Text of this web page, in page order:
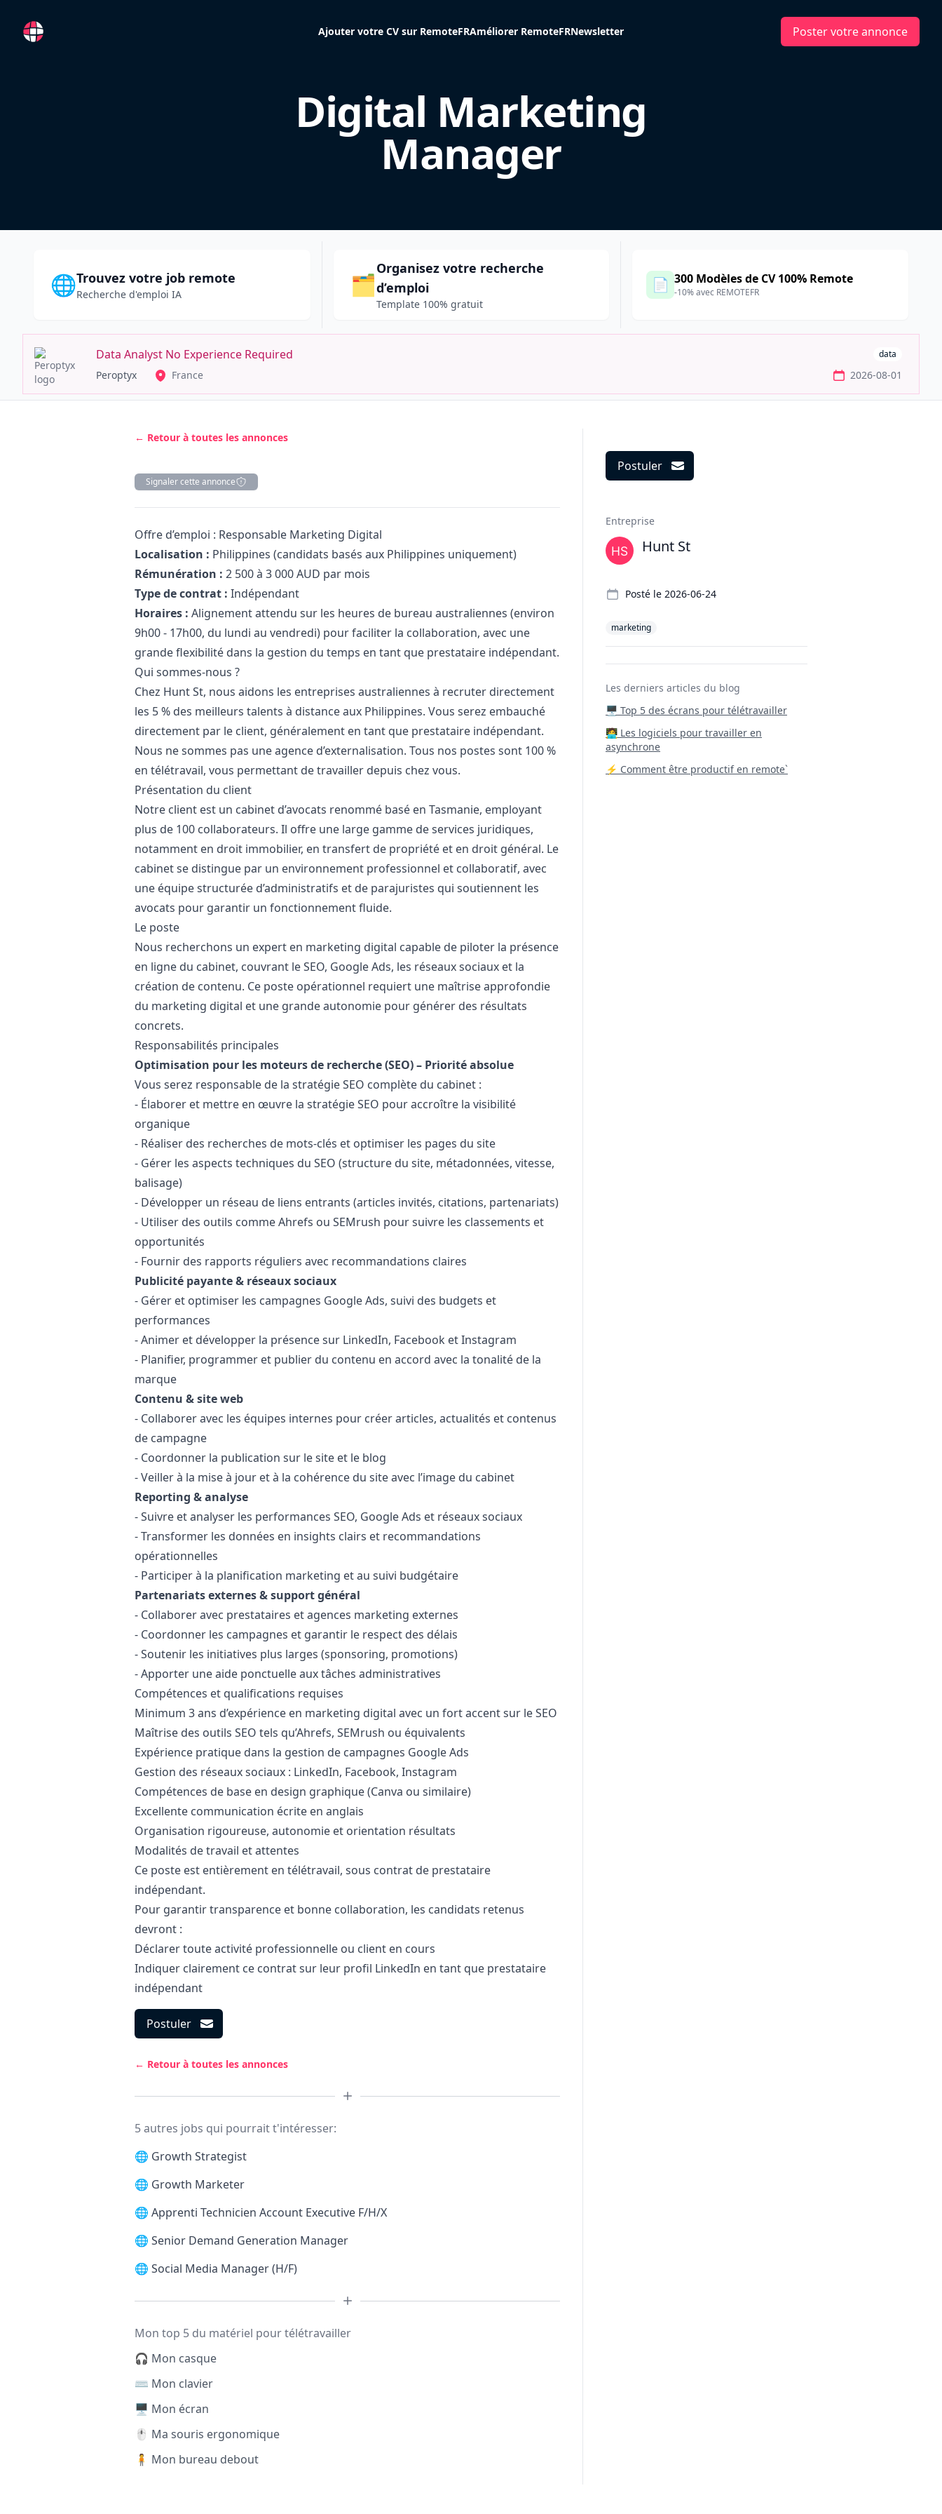
RemoteFR Ajouter votre CV sur RemoteFRAméliorer RemoteFRNewsletter Poster votre annonce
Digital Marketing
Manager
🌐Trouvez votre job remote
Recherche d'emploi IA 🗂️
Organisez votre recherche
d’emploi
Template 100% gratuit
📄 300 Modèles de CV 100% Remote
-10% avec REMOTEFR
Data Analyst No Experience Required data
Peroptyx France 2026-08-01
← Retour à toutes les annonces
Signaler cette annonce
Description
Offre d’emploi : Responsable Marketing Digital
Localisation : Philippines (candidats basés aux Philippines uniquement)
Rémunération : 2 500 à 3 000 AUD par mois
Type de contrat : Indépendant
Horaires : Alignement attendu sur les heures de bureau australiennes (environ
9h00 - 17h00, du lundi au vendredi) pour faciliter la collaboration, avec une
grande flexibilité dans la gestion du temps en tant que prestataire indépendant.
Qui sommes-nous ?
Chez Hunt St, nous aidons les entreprises australiennes à recruter directement
les 5 % des meilleurs talents à distance aux Philippines. Vous serez embauché
directement par le client, généralement en tant que prestataire indépendant.
Nous ne sommes pas une agence d’externalisation. Tous nos postes sont 100 %
en télétravail, vous permettant de travailler depuis chez vous.
Présentation du client
Notre client est un cabinet d’avocats renommé basé en Tasmanie, employant
plus de 100 collaborateurs. Il offre une large gamme de services juridiques,
notamment en droit immobilier, en transfert de propriété et en droit général. Le
cabinet se distingue par un environnement professionnel et collaboratif, avec
une équipe structurée d’administratifs et de parajuristes qui soutiennent les
avocats pour garantir un fonctionnement fluide.
Le poste
Nous recherchons un expert en marketing digital capable de piloter la présence
en ligne du cabinet, couvrant le SEO, Google Ads, les réseaux sociaux et la
création de contenu. Ce poste opérationnel requiert une maîtrise approfondie
du marketing digital et une grande autonomie pour générer des résultats
concrets.
Responsabilités principales
Optimisation pour les moteurs de recherche (SEO) – Priorité absolue
Vous serez responsable de la stratégie SEO complète du cabinet :
- Élaborer et mettre en œuvre la stratégie SEO pour accroître la visibilité
organique
- Réaliser des recherches de mots-clés et optimiser les pages du site
- Gérer les aspects techniques du SEO (structure du site, métadonnées, vitesse,
balisage)
- Développer un réseau de liens entrants (articles invités, citations, partenariats)
- Utiliser des outils comme Ahrefs ou SEMrush pour suivre les classements et
opportunités
- Fournir des rapports réguliers avec recommandations claires
Publicité payante & réseaux sociaux
- Gérer et optimiser les campagnes Google Ads, suivi des budgets et
performances
- Animer et développer la présence sur LinkedIn, Facebook et Instagram
- Planifier, programmer et publier du contenu en accord avec la tonalité de la
marque
Contenu & site web
- Collaborer avec les équipes internes pour créer articles, actualités et contenus
de campagne
- Coordonner la publication sur le site et le blog
- Veiller à la mise à jour et à la cohérence du site avec l’image du cabinet
Reporting & analyse
- Suivre et analyser les performances SEO, Google Ads et réseaux sociaux
- Transformer les données en insights clairs et recommandations
opérationnelles
- Participer à la planification marketing et au suivi budgétaire
Partenariats externes & support général
- Collaborer avec prestataires et agences marketing externes
- Coordonner les campagnes et garantir le respect des délais
- Soutenir les initiatives plus larges (sponsoring, promotions)
- Apporter une aide ponctuelle aux tâches administratives
Compétences et qualifications requises
Minimum 3 ans d’expérience en marketing digital avec un fort accent sur le SEO
Maîtrise des outils SEO tels qu’Ahrefs, SEMrush ou équivalents
Expérience pratique dans la gestion de campagnes Google Ads
Gestion des réseaux sociaux : LinkedIn, Facebook, Instagram
Compétences de base en design graphique (Canva ou similaire)
Excellente communication écrite en anglais
Organisation rigoureuse, autonomie et orientation résultats
Modalités de travail et attentes
Ce poste est entièrement en télétravail, sous contrat de prestataire
indépendant.
Pour garantir transparence et bonne collaboration, les candidats retenus
devront :
Déclarer toute activité professionnelle ou client en cours
Indiquer clairement ce contrat sur leur profil LinkedIn en tant que prestataire
indépendant
Postuler
← Retour à toutes les annonces
5 autres jobs qui pourrait t'intéresser:
🌐 Growth Strategist
🌐 Growth Marketer
🌐 Apprenti Technicien Account Executive F/H/X
🌐 Senior Demand Generation Manager
🌐 Social Media Manager (H/F)
Mon top 5 du matériel pour télétravailler
🎧 Mon casque
⌨️ Mon clavier
🖥️ Mon écran
🖱️ Ma souris ergonomique
🧍 Mon bureau debout
Postuler
Entreprise
Hunt St
Posté le 2026-06-24
marketing
Les derniers articles du blog
🖥️ Top 5 des écrans pour télétravailler
‍🧑‍💻 Les logiciels pour travailler en
asynchrone
⚡ Comment être productif en remote`